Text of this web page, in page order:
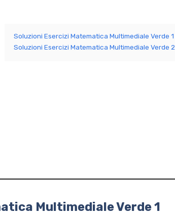
Soluzioni Esercizi Matematica Multimediale Verde 1
Soluzioni Esercizi Matematica Multimediale Verde 2
Multimediale Verde 1